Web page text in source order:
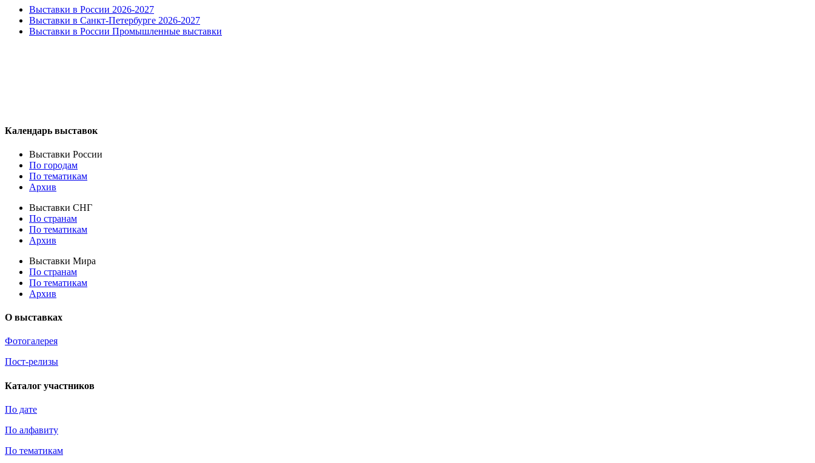
Выставки в России 2026-2027
Выставки в Санкт-Петербурге 2026-2027
Выставки в России Промышленные выставки
Календарь выставок
Выставки России
По городам
По тематикам
Архив
Выставки СНГ
По странам
По тематикам
Архив
Выставки Мира
По странам
По тематикам
Архив
О выставках
Фотогалерея
Пост-релизы
Каталог участников
По дате
По алфавиту
По тематикам